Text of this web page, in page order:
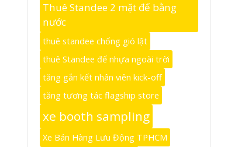
Thuê Standee 2 mặt đế bằng
nước
thuê standee chống gió lật
thuê Standee đế nhựa ngoài trời
tăng gắn kết nhân viên kick-off
tăng tương tác flagship store
xe booth sampling
Xe Bán Hàng Lưu Động TPHCM